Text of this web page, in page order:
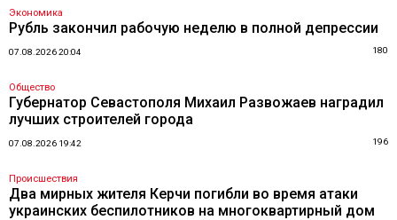
Экономика
Рубль закончил рабочую неделю в полной депрессии
07.08.2026 20:04 180
Общество
Губернатор Севастополя Михаил Развожаев наградил
лучших строителей города
07.08.2026 19:42 196
Происшествия
Два мирных жителя Керчи погибли во время атаки
украинских беспилотников на многоквартирный дом